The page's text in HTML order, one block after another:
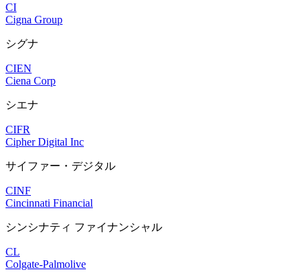
CI
Cigna Group
シグナ
CIEN
Ciena Corp
シエナ
CIFR
Cipher Digital Inc
サイファー・デジタル
CINF
Cincinnati Financial
シンシナティ ファイナンシャル
CL
Colgate-Palmolive